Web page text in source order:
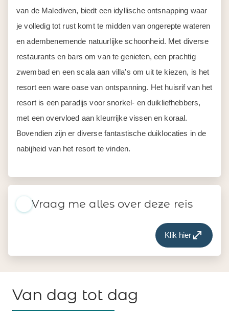
van de Malediven, biedt een idyllische ontsnapping waar
je volledig tot rust komt te midden van ongerepte wateren
en adembenemende natuurlijke schoonheid. Met diverse
restaurants en bars om van te genieten, een prachtig
zwembad en een scala aan villa's om uit te kiezen, is het
resort een ware oase van ontspanning. Het huisrif van het
resort is een paradijs voor snorkel- en duikliefhebbers,
met een overvloed aan kleurrijke vissen en koraal.
Bovendien zijn er diverse fantastische duiklocaties in de
nabijheid van het resort te vinden.
Vraag me alles over deze reis
Klik hier
Van dag tot dag